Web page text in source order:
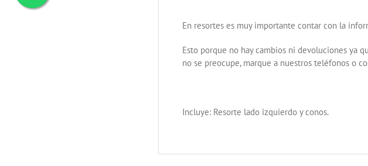
En resortes es muy importante contar con la
Esto porque no hay cambios ni devoluciones ya
no se preocupe, marque a nuestros teléfonos o
Incluye: Resorte lado izquierdo y conos.